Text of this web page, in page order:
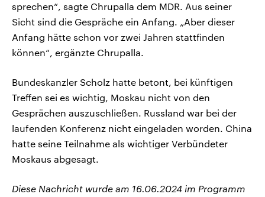
sprechen“, sagte Chrupalla dem MDR. Aus seiner
Sicht sind die Gespräche ein Anfang. „Aber dieser
Anfang hätte schon vor zwei Jahren stattfinden
können“, ergänzte Chrupalla.
Bundeskanzler Scholz hatte betont, bei künftigen
Treffen sei es wichtig, Moskau nicht von den
Gesprächen auszuschließen. Russland war bei der
laufenden Konferenz nicht eingeladen worden. China
hatte seine Teilnahme als wichtiger Verbündeter
Moskaus abgesagt.
Diese Nachricht wurde am 16.06.2024 im Programm